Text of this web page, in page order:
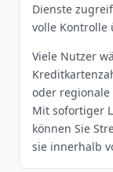
Dienste
volle Kontrolle
Viele Nutzer
oder
Mit sofortiger
können Sie
sie innerhalb